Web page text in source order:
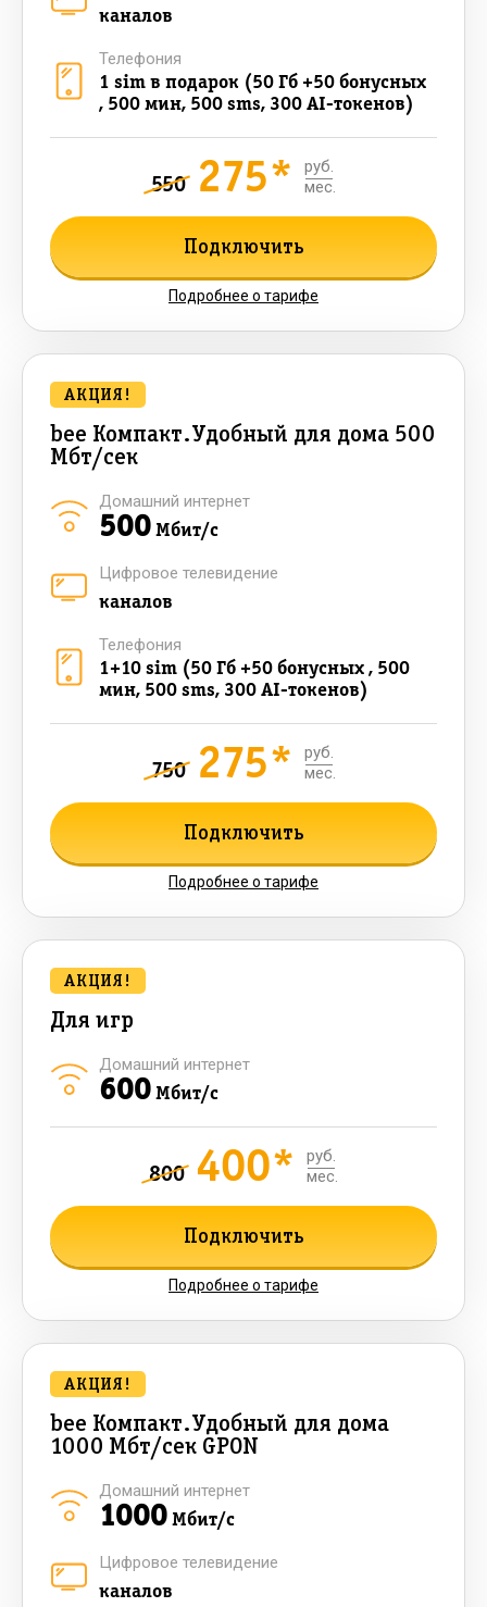
каналов
1 sim в подарок (50 Гб +50 бонусных
, 500 мин, 500 sms, 300 AI-токенов)
Телефония
550 275*
руб.
мес.
Подключить
Подробнее о тарифе
bee Компакт.Удобный для дома 500
Мбт/сек
АКЦИЯ!
500Мбит/с
Домашний интернет
каналов
Цифровое телевидение
1+10 sim (50 Гб +50 бонусных , 500
мин, 500 sms, 300 AI-токенов)
Телефония
750 275*
руб.
мес.
Подключить
Подробнее о тарифе
Для игр
АКЦИЯ!
600Мбит/с
Домашний интернет
800 400*
руб.
мес.
Подключить
Подробнее о тарифе
bee Компакт.Удобный для дома
1000 Мбт/сек GPON
АКЦИЯ!
1000Мбит/с
Домашний интернет
каналов
Цифровое телевидение